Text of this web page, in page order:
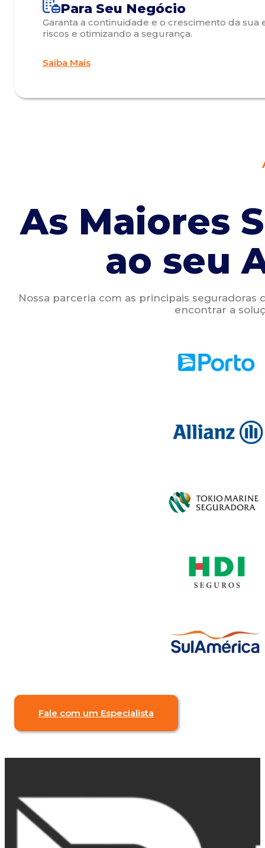
Para Seu Negócio
Garanta a continuidade e o crescimento da
riscos e otimizando a segurança.
Saiba Mais
As Maiores
ao seu
Nossa parceria com as principais
encontrar a
Fale com um Especialista